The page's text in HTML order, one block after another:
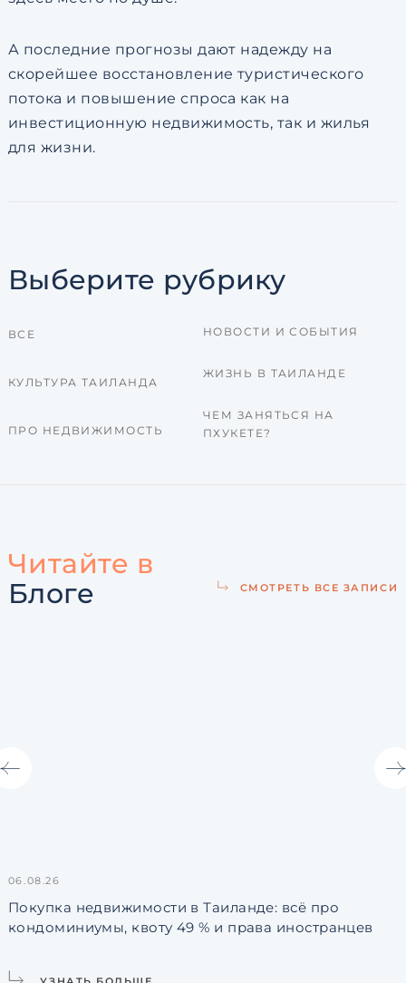
А последние прогнозы дают надежду на
скорейшее восстановление туристического
потока и повышение спроса как на
инвестиционную недвижимость, так и жилья
для жизни.
Выберите рубрику
ВСЕ
КУЛЬТУРА ТАИЛАНДА
ПРО НЕДВИЖИМОСТЬ
НОВОСТИ И СОБЫТИЯ
ЖИЗНЬ В ТАИЛАНДЕ
ЧЕМ ЗАНЯТЬСЯ НА
ПХУКЕТЕ?
Читайте в
Блоге
СМОТРЕТЬ ВСЕ ЗАПИСИ
06.08.26
Покупка недвижимости в Таиланде: всё про
кондоминиумы, квоту 49 % и права иностранцев